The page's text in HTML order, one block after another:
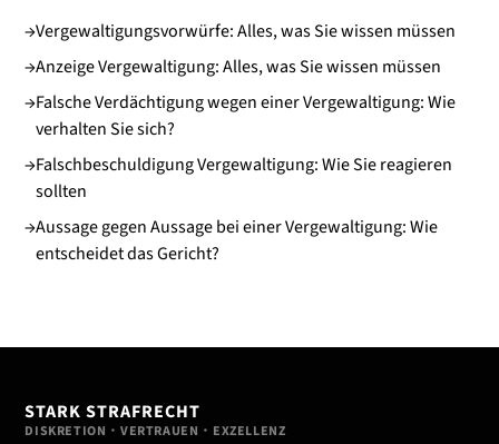
→Vergewaltigungsvorwürfe: Alles, was Sie wissen müssen
→Anzeige Vergewaltigung: Alles, was Sie wissen müssen
→Falsche Verdächtigung wegen einer Vergewaltigung: Wie
verhalten Sie sich?
→Falschbeschuldigung Vergewaltigung: Wie Sie reagieren
sollten
→Aussage gegen Aussage bei einer Vergewaltigung: Wie
entscheidet das Gericht?
STARK STRAFRECHT
DISKRETION・VERTRAUEN・EXZELLENZ